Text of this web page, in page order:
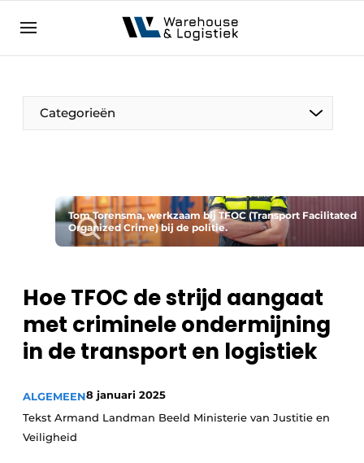
NL EN
Categorieën
Tom Torensma, werkzaam bij TFOC (Transport Facilitated
Organized Crime) bij de politie.
Hoe TFOC de strijd aangaat
met criminele ondermijning
in de transport en logistiek
ALGEMEEN8 januari 2025
Tekst Armand Landman Beeld Ministerie van Justitie en
Veiligheid